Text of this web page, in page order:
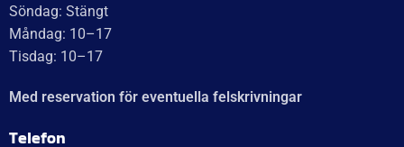
Idévägen 21, 312 62 Mellbystrand, Sweden
+46 10 171 75 55
Onsdag: 10–17